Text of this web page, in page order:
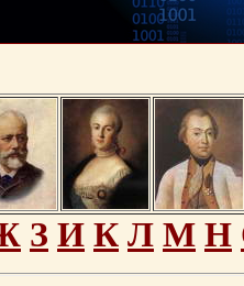
З И К Л М Н